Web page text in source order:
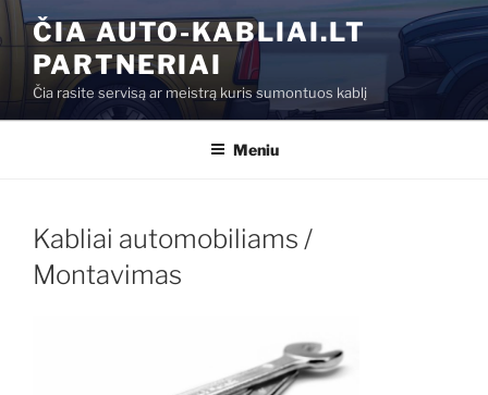
Eiti
prie
turinio
ČIA AUTO-KABLIAI.LT
PARTNERIAI
Čia rasite servisą ar meistrą kuris sumontuos kablį
Meniu
Kabliai automobiliams /
Montavimas